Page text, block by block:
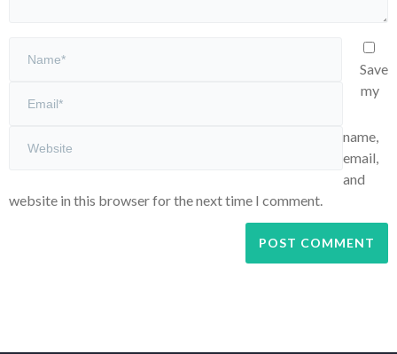
Save
my
name,
email,
and
website in this browser for the next time I comment.